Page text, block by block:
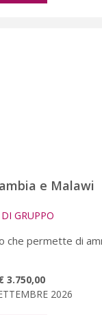
e Malawi
GRUPPO
che permette di
3.750,00
2026